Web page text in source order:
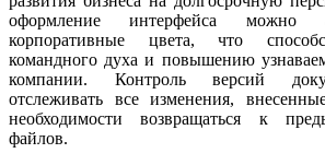
оформление интерфейса можно
корпоративные цвета, что
командного духа и повышению
компании. Контроль версий
отслеживать все изменения,
необходимости возвращаться к
файлов.